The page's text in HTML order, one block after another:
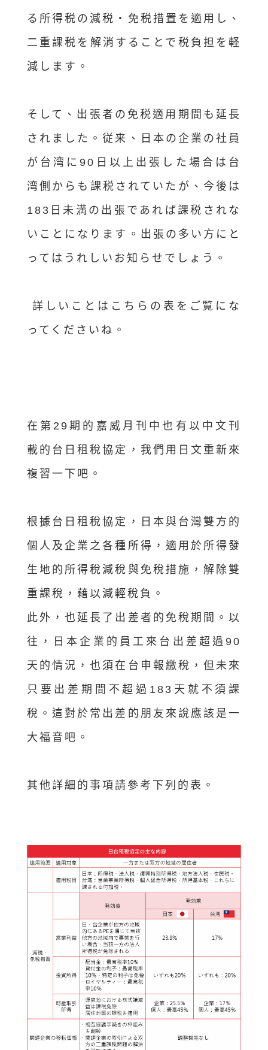
る所得税の減税・免税措置を適用し、
二重課税を解消することで税負担を軽
減します。
そして、出張者の免税適用期間も延長
されました。従来、日本の企業の社員
が台湾に90日以上出張した場合は台
湾側からも課税されていたが、今後は
183日未満の出張であれば課税されな
いことになります。出張の多い方にと
ってはうれしいお知らせでしょう。
詳しいことはこちらの表をご覧にな
ってくださいね。
在第29期的嘉威月刊中也有以中文刊
載的台日租稅協定，我們用日文重新來
複習一下吧。
根據台日租稅協定，日本與台灣雙方的
個人及企業之各種所得，適用於所得發
生地的所得稅減稅與免稅措施，解除雙
重課稅，藉以減輕稅負。
此外，也延長了出差者的免稅期間。以
往，日本企業的員工來台出差超過90
天的情況，也須在台申報繳稅，但未來
只要出差期間不超過183天就不須課
稅。這對於常出差的朋友來說應該是一
大福音吧。
其他詳細的事項請參考下列的表。